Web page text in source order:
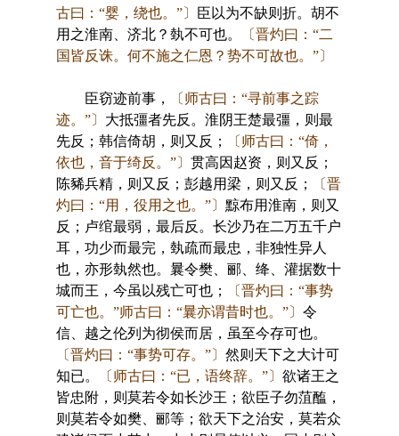
古曰：“婴，绕也。”〕
臣以为不缺则折。胡不
用之淮南、济北？埶不可也。
〔晋灼曰：“二
国皆反诛。何不施之仁恩？势不可故也。”〕
臣窃迹前事，
〔师古曰：“寻前事之踪
迹。”〕 大抵彊者先反。淮阴王楚最彊，则最
先反；韩信倚胡，则又反；
〔师古曰：“倚，
依也，音于绮反。”〕 贯高因赵资，则又反；
陈豨兵精，则又反；彭越用梁，则又反；
〔晋
灼曰：“用，役用之也。”〕 黥布用淮南，则又
反；卢绾最弱，最后反。长沙乃在二万五千户
耳，功少而最完，埶疏而最忠，非独性异人
也，亦形埶然也。曩令樊、郦、绛、灌据数十
城而王，今虽以残亡可也；
〔晋灼曰：“事势
可亡也。”师古曰：“曩亦谓昔时也。”〕 令
信、越之伦列为彻侯而居，虽至今存可也。
〔晋灼曰：“事势可存。”〕 然则天下之大计可
知已。
〔师古曰：“已，语终辞。”〕 欲诸王之
皆忠附，则莫若令如长沙王；欲臣子勿菹醢，
则莫若令如樊、郦等；欲天下之治安，莫若众